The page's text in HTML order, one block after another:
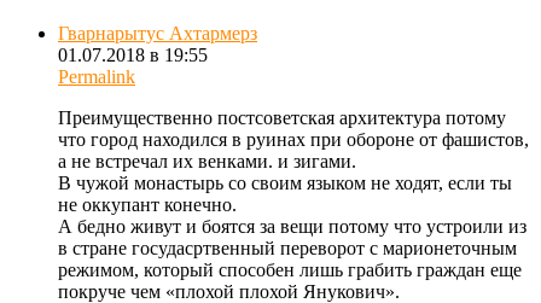
Гварнарытус Ахтармерз
01.07.2018 в 19:55
Permalink
Преимущественно постсоветская архитектура потому
что город находился в руинах при обороне от фашистов,
а не встречал их венками. и зигами.
В чужой монастырь со своим языком не ходят, если ты
не оккупант конечно.
А бедно живут и боятся за вещи потому что устроили из
в стране госудасртвенный переворот с марионеточным
режимом, который способен лишь грабить граждан еще
покруче чем «плохой плохой Янукович».